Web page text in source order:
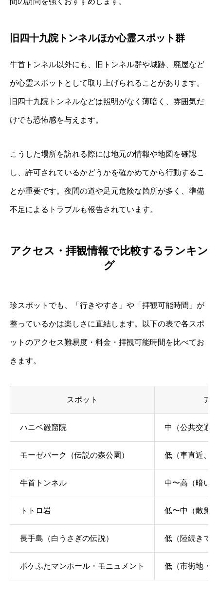
旧四十九院トンネルほか心霊スポット群
牛首トンネル以外にも、旧トンネル群や城跡、廃屋など
が心霊スポットとして取り上げられることがあります。
旧四十九院トンネルなどは照明がなく薄暗く、雰囲気だ
けでも恐怖感を与えます。
こうした場所を訪れる際には地元の情報や地図を確認
し、許可されているかどうかを確かめてから行動するこ
とが重要です。夜間の道や足元危険な箇所が多く、準備
不足によるトラブルも報告されています。
アクセス・拝観情報で比較するランキン
グ
珍スポットでも、「行きやすさ」や「拝観可能時間」が
整っているかは楽しさに直結します。以下の表で各スポ
ットのアクセス難易度・料金・拝観可能時間を比べてお
きます。
スポット ア
ハニベ巌窟院 中（公共交通
モーゼパーク（伝説の森公園） 低（車直近、
牛首トンネル 中〜高（暗い
トトロ岩 低〜中（散策
長手島（白うさぎの伝説） 低（陸続きで
ポケふたマンホール・モニュメント 低（市街地・